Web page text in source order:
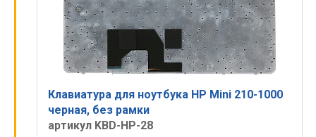
Клавиатура для ноутбука HP Mini 210-1000
черная, без рамки
артикул KBD-HP-28